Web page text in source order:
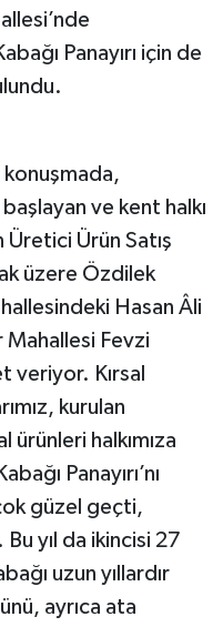
Panayırı için de
konuşmada,
ve kent halkı
Üretici Ürün Satış
üzere Özdilek
Hasan Âli
Mahallesi Fevzi
veriyor. Kırsal
kurulan
halkımıza
Panayırı’nı
güzel geçti,
yıl da ikincisi 27
uzun yıllardır
ayrıca ata